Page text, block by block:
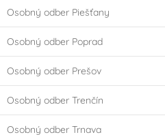
Osobný odber Piešťany
Osobný odber Poprad
Osobný odber Prešov
Osobný odber Trenčín
Osobný odber Trnava